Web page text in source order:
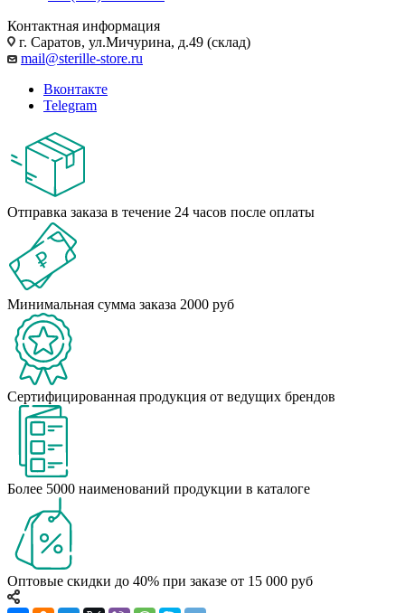
Контактная информация
г. Саратов, ул.Мичурина, д.49 (склад)
mail@sterille-store.ru
Вконтакте
Telegram
Отправка заказа в течение 24 часов после оплаты
Минимальная сумма заказа 2000 руб
Сертифицированная продукция от ведущих брендов
Более 5000 наименований продукции в каталоге
Оптовые скидки до 40% при заказе от 15 000 руб